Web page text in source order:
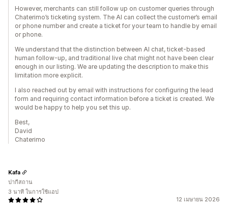
However, merchants can still follow up on customer queries through
Chaterimo’s ticketing system. The AI can collect the customer’s email
or phone number and create a ticket for your team to handle by email
or phone.
We understand that the distinction between AI chat, ticket-based
human follow-up, and traditional live chat might not have been clear
enough in our listing. We are updating the description to make this
limitation more explicit.
I also reached out by email with instructions for configuring the lead
form and requiring contact information before a ticket is created. We
would be happy to help you set this up.
Best,
David
Chaterimo
12 เมษายน 2026
Kafa
ปากีสถาน
3 นาที ในการใช้แอป